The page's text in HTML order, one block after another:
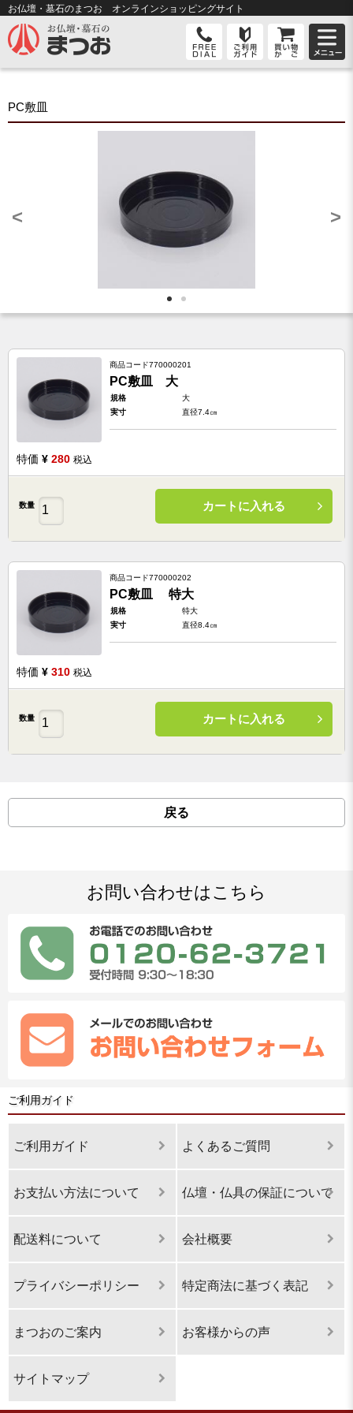
お仏壇・墓石のまつお オンラインショッピングサイト
PC敷皿
< >
商品コード770000201
PC敷皿 大
規格
大
実寸
直径7.4㎝
特価 ¥ 280 税込
数量 カートに入れる
商品コード770000202
PC敷皿 特大
規格
特大
実寸
直径8.4㎝
特価 ¥ 310 税込
数量 カートに入れる
戻る
お問い合わせはこちら
ご利用ガイド
ご利用ガイド よくあるご質問
お支払い方法について 仏壇・仏具の保証について
配送料について 会社概要
プライバシーポリシー 特定商法に基づく表記
まつおのご案内 お客様からの声
サイトマップ